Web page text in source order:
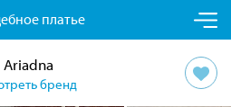
платье
Ariadna
бренд